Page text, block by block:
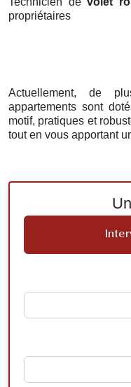
propriétaires
Actuellement, de
appartements sont
motif, pratiques et
tout en vous apportant